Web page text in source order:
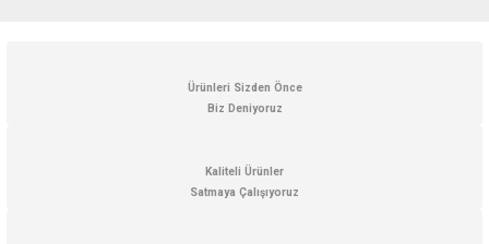
Ürünleri Sizden Önce
Biz Deniyoruz
Kaliteli Ürünler
Satmaya Çalışıyoruz